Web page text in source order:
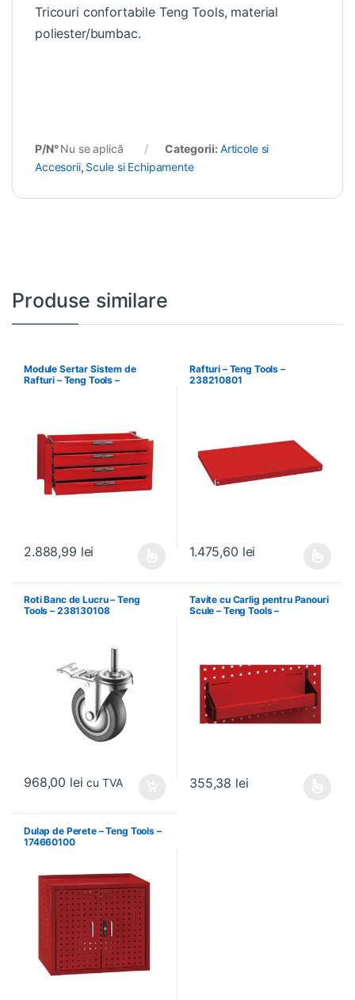
Tricouri confortabile Teng Tools, material
poliester/bumbac.
P/N°Nu se aplică Categorii: Articole si
Accesorii, Scule si Echipamente
Produse similare
Module Sertar Sistem de
Rafturi – Teng Tools –
2.888,99 lei
Rafturi – Teng Tools –
238210801
1.475,60 lei
Roti Banc de Lucru – Teng
Tools – 238130108
968,00 lei cu TVA
Tavite cu Carlig pentru Panouri
Scule – Teng Tools –
355,38 lei
Dulap de Perete – Teng Tools –
174660100